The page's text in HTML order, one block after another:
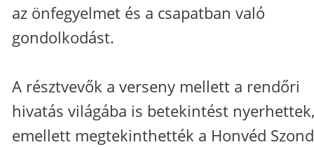
az önfegyelmet és a csapatban való
gondolkodást.
A résztvevők a verseny mellett a rendőri
hivatás világába is betekintést nyerhettek,
emellett megtekinthették a Honvéd